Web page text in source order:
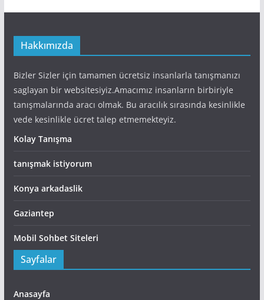
Hakkımızda
Bizler Sizler için tamamen ücretsiz insanlarla tanışmanızı
saglayan bir websitesiyiz.Amacımız insanların birbiriyle
tanışmalarında aracı olmak. Bu aracılık sırasında kesinlikle
vede kesinlikle ücret talep etmemekteyiz.
Kolay Tanışma
tanışmak istiyorum
Konya arkadaslik
Gaziantep
Mobil Sohbet Siteleri
Sayfalar
Anasayfa